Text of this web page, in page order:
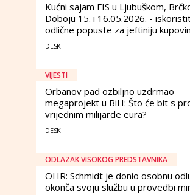
Kućni sajam FIS u Ljubuškom,
Doboju 15. i 16.05.2026. -
odlične popuste za jeftiniju
DESK
VIJESTI
Orbanov pad ozbiljno uzdrmao
megaprojekt u BiH: Što će bit s
vrijednim milijarde eura?
DESK
ODLAZAK VISOKOG PREDSTAVNIKA
OHR: Schmidt je donio osobnu
okonča svoju službu u provedbi